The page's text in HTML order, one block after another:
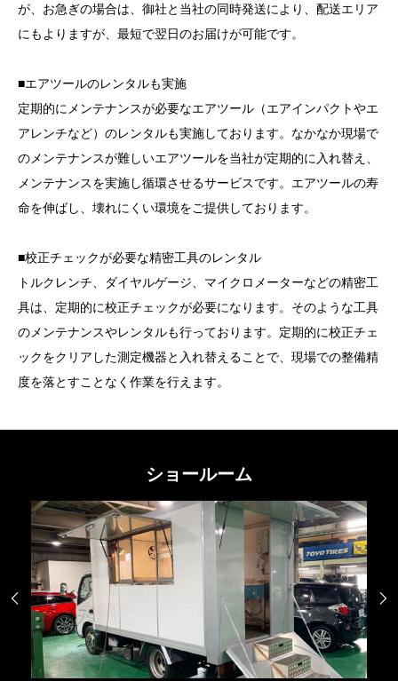
が、お急ぎの場合は、御社と当社の同時発送により、配送エリア
にもよりますが、最短で翌日のお届けが可能です。
■エアツールのレンタルも実施
定期的にメンテナンスが必要なエアツール（エアインパクトやエ
アレンチなど）のレンタルも実施しております。なかなか現場で
のメンテナンスが難しいエアツールを当社が定期的に入れ替え、
メンテナンスを実施し循環させるサービスです。エアツールの寿
命を伸ばし、壊れにくい環境をご提供しております。
■校正チェックが必要な精密工具のレンタル
トルクレンチ、ダイヤルゲージ、マイクロメーターなどの精密工
具は、定期的に校正チェックが必要になります。そのような工具
のメンテナンスやレンタルも行っております。定期的に校正チェ
ックをクリアした測定機器と入れ替えることで、現場での整備精
度を落とすことなく作業を行えます。
ショールーム
 